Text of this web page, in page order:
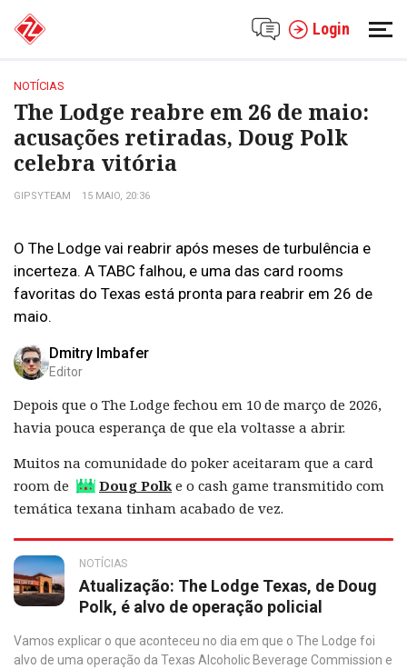
Login
NOTÍCIAS
The Lodge reabre em 26 de maio:
acusações retiradas, Doug Polk
celebra vitória
GIPSYTEAM 15 MAIO, 20:36
O The Lodge vai reabrir após meses de turbulência e
incerteza. A TABC falhou, e uma das card rooms
favoritas do Texas está pronta para reabrir em 26 de
maio.
Dmitry Imbafer
Editor
Depois que o The Lodge fechou em 10 de março de 2026,
havia pouca esperança de que ela voltasse a abrir.
Muitos na comunidade do poker aceitaram que a card
room de
Doug Polke o cash game transmitido com
temática texana tinham acabado de vez.
NOTÍCIAS
Atualização: The Lodge Texas, de Doug
Polk, é alvo de operação policial
Vamos explicar o que aconteceu no dia em que o The Lodge foi
alvo de uma operação da Texas Alcoholic Beverage Commission e